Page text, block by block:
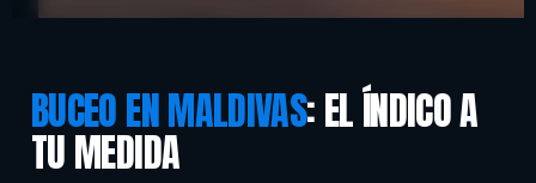
BUCEO EN MALDIVAS: EL ÍNDICO A
TU MEDIDA